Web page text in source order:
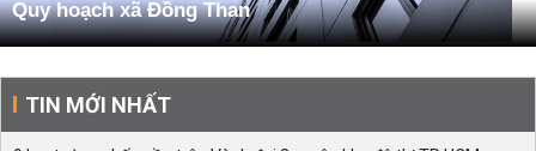
Quy hoạch xã Đồng Than
TIN MỚI NHẤT